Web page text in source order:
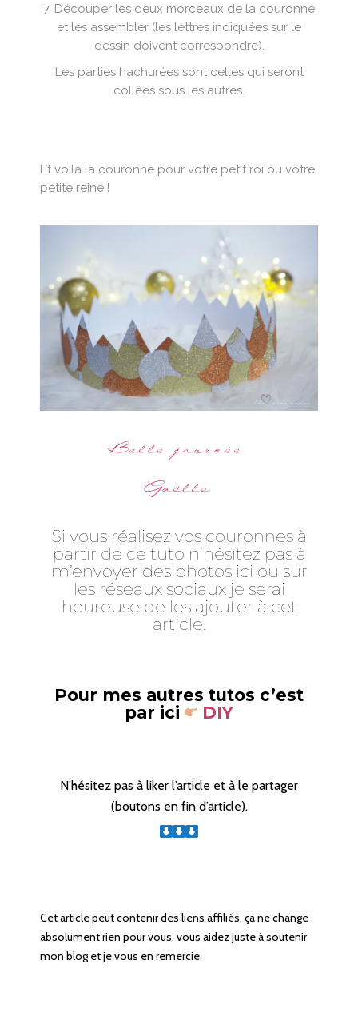
7. Découper les deux morceaux de la couronne
et les assembler (les lettres indiquées sur le
dessin doivent correspondre).
Les parties hachurées sont celles qui seront
collées sous les autres.
Et voilà la couronne pour votre petit roi ou votre
petite reine !
Si vous réalisez vos couronnes à
partir de ce tuto n’hésitez pas à
m’envoyer des photos ici ou sur
les réseaux sociaux je serai
heureuse de les ajouter à cet
article.
Pour mes autres tutos c’est
par ici
DIY
N’hésitez pas à liker l’article et à le partager
(boutons en fin d’article).
Cet article peut contenir des liens affiliés, ça ne change
absolument rien pour vous, vous aidez juste à soutenir
mon blog et je vous en remercie.